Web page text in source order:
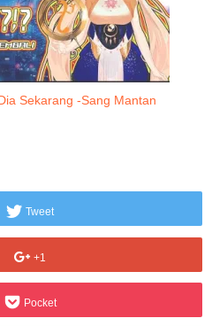
Sekarang -Sang Mantan
Tweet
+1
Pocket